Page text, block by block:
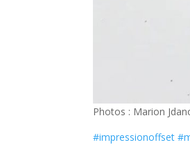
Photos : Marion
#impressionoffset